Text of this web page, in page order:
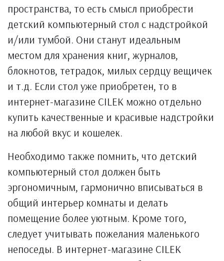
пространства, то есть смысл приобрести
детский компьютерный стол с надстройкой
и/или тумбой. Они станут идеальным
местом для хранения книг, журналов,
блокнотов, тетрадок, милых сердцу вещичек
и т.д. Если стол уже приобретен, то в
интернет-магазине CILEK можно отдельно
купить качественные и красивые надстройки
на любой вкус и кошелек.
Необходимо также помнить, что детский
компьютерный стол должен быть
эргономичным, гармонично вписываться в
общий интерьер комнаты и делать
помещение более уютным. Кроме того,
следует учитывать пожелания маленького
непоседы. В интернет-магазине CILEK